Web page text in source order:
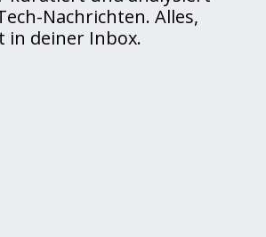
Nachrichten. Alles,
in deiner Inbox.